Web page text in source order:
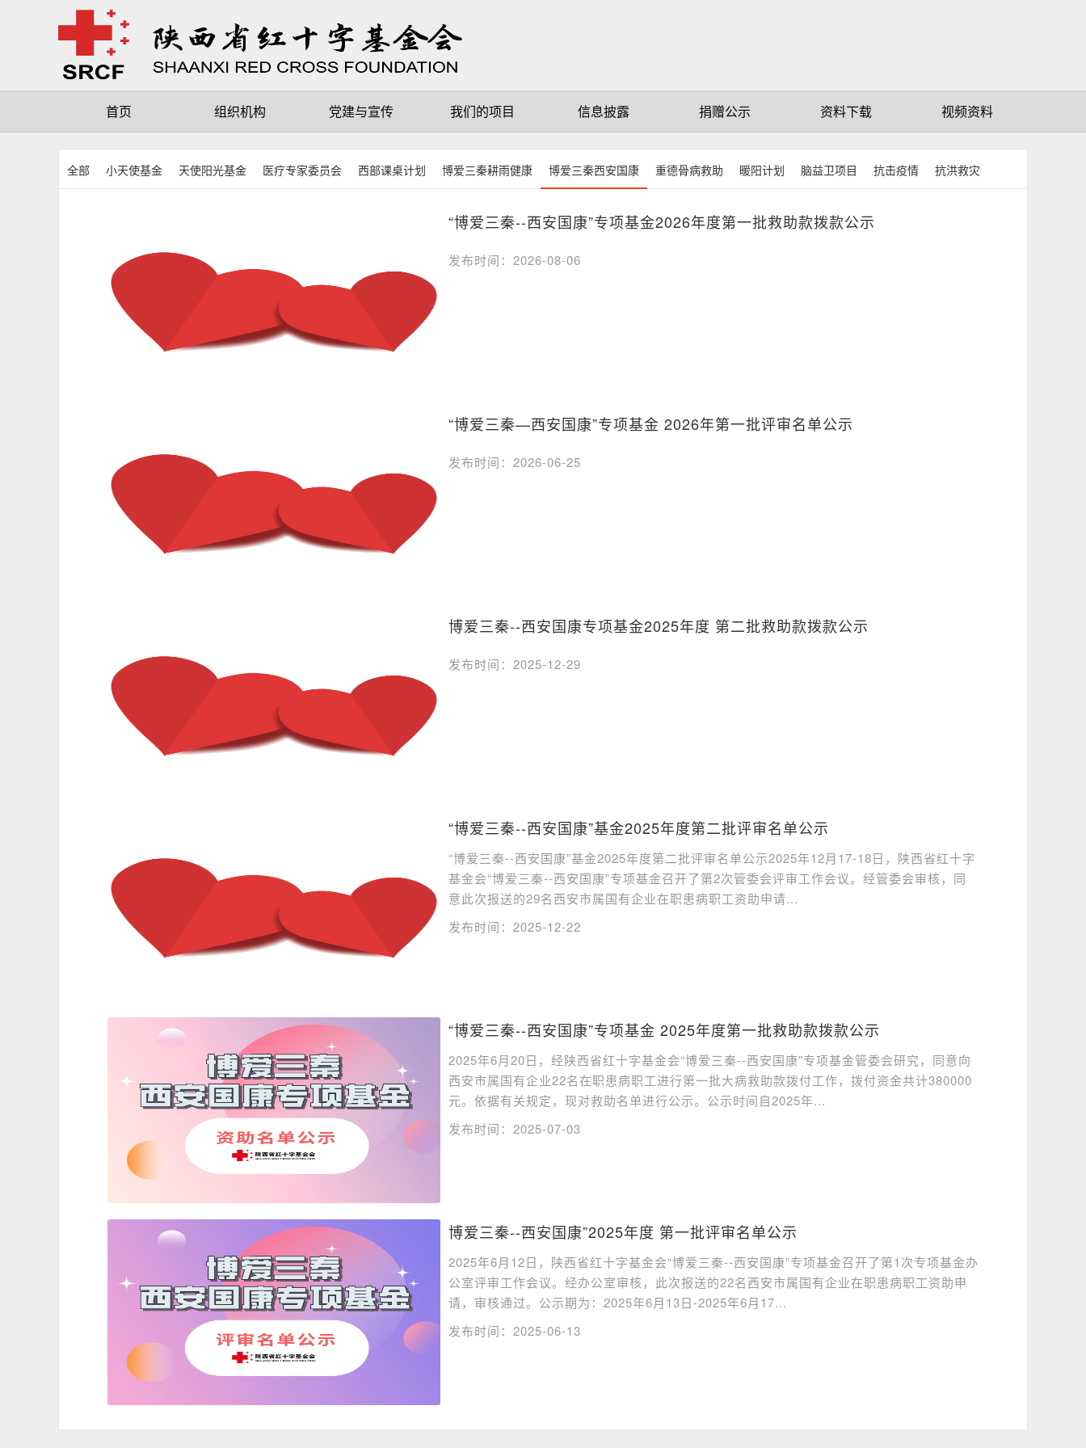
首页 组织机构 党建与宣传 我们的项目 信息披露 捐赠公示 资料下载 视频资料
全部 小天使基金 天使阳光基金 医疗专家委员会 西部课桌计划 博爱三秦耕雨健康 博爱三秦西安国康 重德骨病救助 暖阳计划 脑益卫项目 抗击疫情 抗洪救灾
“博爱三秦--西安国康”专项基金2026年度第一批救助款拨款公示
发布时间：2026-08-06
“博爱三秦—西安国康”专项基金 2026年第一批评审名单公示
发布时间：2026-06-25
博爱三秦--西安国康专项基金2025年度 第二批救助款拨款公示
发布时间：2025-12-29
“博爱三秦--西安国康”基金2025年度第二批评审名单公示
“博爱三秦--西安国康”基金2025年度第二批评审名单公示2025年12月17-18日，陕西省红十字
基金会“博爱三秦--西安国康”专项基金召开了第2次管委会评审工作会议。经管委会审核，同
意此次报送的29名西安市属国有企业在职患病职工资助申请...
发布时间：2025-12-22
“博爱三秦--西安国康”专项基金 2025年度第一批救助款拨款公示
2025年6月20日，经陕西省红十字基金会“博爱三秦--西安国康”专项基金管委会研究，同意向
西安市属国有企业22名在职患病职工进行第一批大病救助款拨付工作，拨付资金共计380000
元。依据有关规定，现对救助名单进行公示。公示时间自2025年...
发布时间：2025-07-03
博爱三秦--西安国康”2025年度 第一批评审名单公示
2025年6月12日，陕西省红十字基金会“博爱三秦--西安国康”专项基金召开了第1次专项基金办
公室评审工作会议。经办公室审核，此次报送的22名西安市属国有企业在职患病职工资助申
请，审核通过。公示期为：2025年6月13日-2025年6月17...
发布时间：2025-06-13